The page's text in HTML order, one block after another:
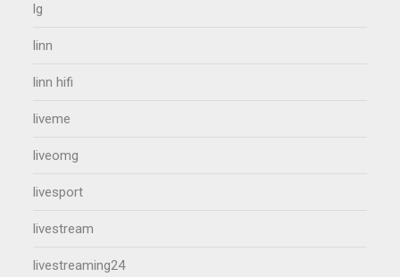
lg
linn
linn hifi
liveme
liveomg
livesport
livestream
livestreaming24